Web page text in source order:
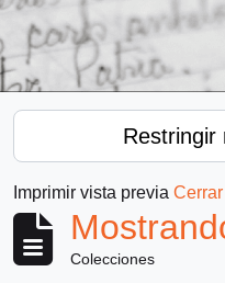
Restringir
Imprimir vista previa Cerrar
Colecciones